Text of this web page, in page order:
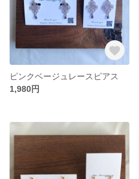
ピンクベージュレースピアス
1,980円